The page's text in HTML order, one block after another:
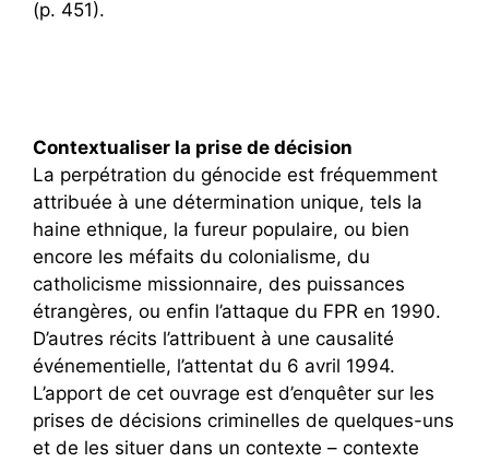
(p. 451).
Contextualiser la prise de décision
La perpétration du génocide est fréquemment
attribuée à une détermination unique, tels la
haine ethnique, la fureur populaire, ou bien
encore les méfaits du colonialisme, du
catholicisme missionnaire, des puissances
étrangères, ou enfin l’attaque du FPR en 1990.
D’autres récits l’attribuent à une causalité
événementielle, l’attentat du 6 avril 1994.
L’apport de cet ouvrage est d’enquêter sur les
prises de décisions criminelles de quelques-uns
et de les situer dans un contexte – contexte